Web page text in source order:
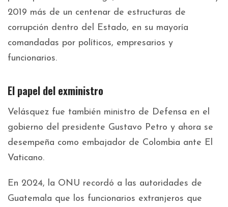
2019 más de un centenar de estructuras de
corrupción dentro del Estado, en su mayoría
comandadas por políticos, empresarios y
funcionarios.
El papel del exministro
Velásquez fue también ministro de Defensa en el
gobierno del presidente Gustavo Petro y ahora se
desempeña como embajador de Colombia ante El
Vaticano.
En 2024, la ONU recordó a las autoridades de
Guatemala que los funcionarios extranjeros que